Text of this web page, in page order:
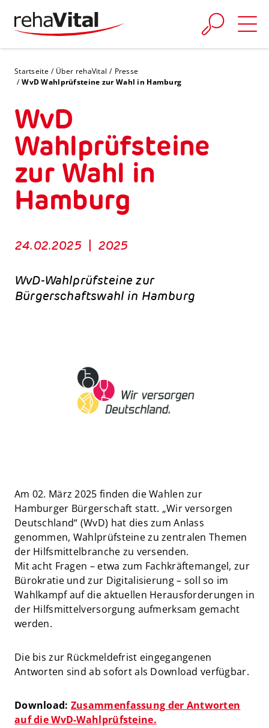
Startseite Über rehaVital
Presse
WvD Wahlprüfsteine zur Wahl in Hamburg
WvD
Wahlprüfsteine
zur Wahl in
Hamburg
24.02.2025 | 2025
WvD-Wahlprüfsteine zur
Bürgerschaftswahl in Hamburg
Am 02. März 2025 finden die Wahlen zur
Hamburger Bürgerschaft statt. „Wir versorgen
Deutschland“ (WvD) hat dies zum Anlass
genommen, Wahlprüfsteine zu zentralen Themen
der Hilfsmittelbranche zu versenden.
Mit acht Fragen – etwa zum Fachkräftemangel, zur
Bürokratie und zur Digitalisierung – soll so im
Wahlkampf auf die aktuellen Herausforderungen in
der Hilfsmittelversorgung aufmerksam gemacht
werden.
Die bis zur Rückmeldefrist eingegangenen
Antworten sind ab sofort als Download verfügbar.
Download: Zusammenfassung der Antworten
auf die WvD-Wahlprüfsteine.